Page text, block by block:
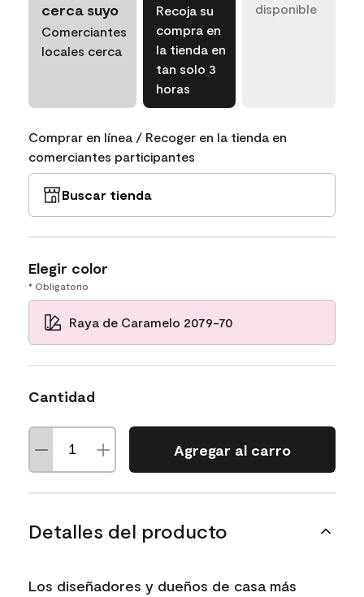
cerca suyo
Comerciantes
locales cerca
Recoja su
compra en
la tienda en
tan solo 3
horas
disponible
Comprar en línea / Recoger en la tienda en
comerciantes participantes
Buscar tienda
Elegir color
* Obligatorio
Raya de Caramelo 2079-70
Cantidad
Agregar al carro
Detalles del producto
Los diseñadores y dueños de casa más